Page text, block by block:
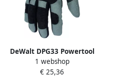
DeWalt DPG33 Powertool
Handschoen | Gel Gevoerde
Handpalm DPG33LEU
1 webshop
€ 25,36